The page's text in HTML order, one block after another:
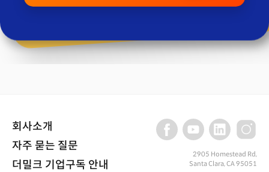
회사소개
자주 묻는 질문
더밀크 기업구독 안내
2905 Homestead Rd,
Santa Clara, CA 95051